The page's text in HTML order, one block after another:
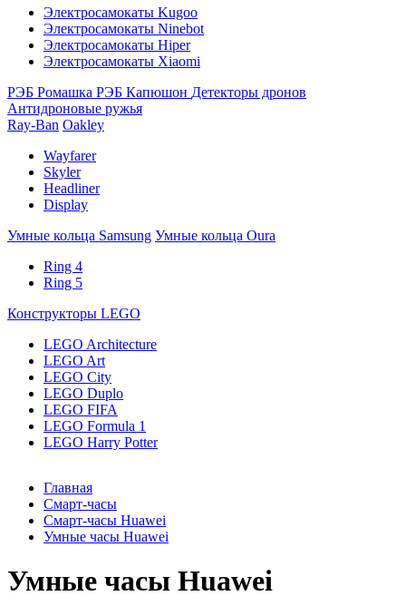
Электросамокаты Kugoo
Электросамокаты Ninebot
Электросамокаты Hiper
Электросамокаты Xiaomi
РЭБ Ромашка РЭБ Капюшон Детекторы дронов
Антидроновые ружья
Ray-Ban Oakley
Wayfarer
Skyler
Headliner
Display
Умные кольца Samsung Умные кольца Oura
Ring 4
Ring 5
Конструкторы LEGO
LEGO Architecture
LEGO Art
LEGO City
LEGO Duplo
LEGO FIFA
LEGO Formula 1
LEGO Harry Potter
Главная
Смарт-часы
Смарт-часы Huawei
Умные часы Huawei
Умные часы Huawei